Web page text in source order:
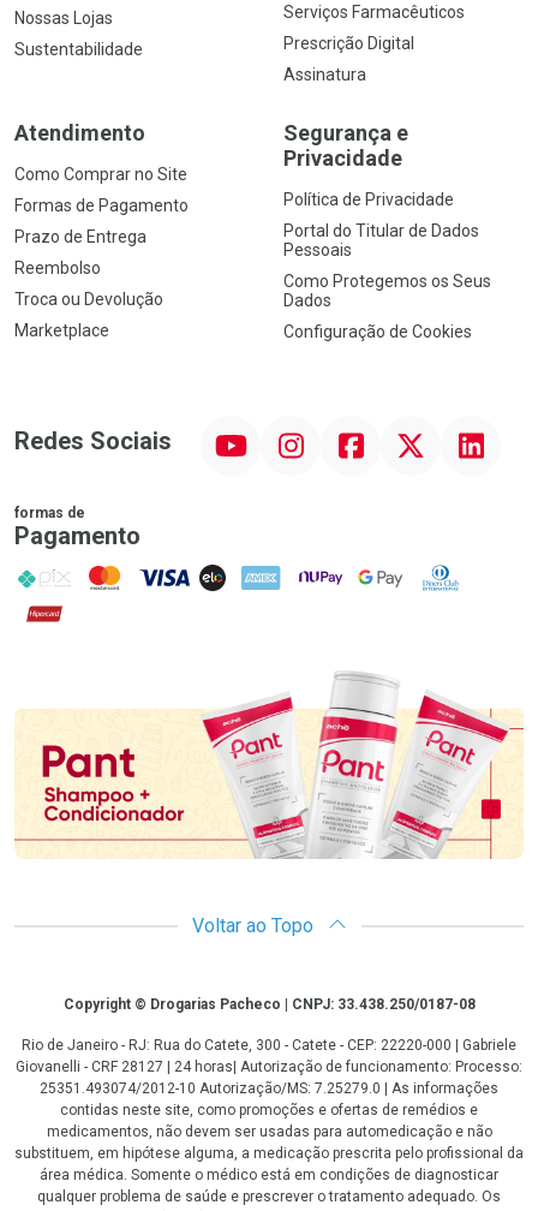
Nossas Lojas
Sustentabilidade
Serviços Farmacêuticos
Prescrição Digital
Assinatura
Atendimento
Como Comprar no Site
Formas de Pagamento
Prazo de Entrega
Reembolso
Troca ou Devolução
Marketplace
Segurança e
Privacidade
Política de Privacidade
Portal do Titular de Dados
Pessoais
Como Protegemos os Seus
Dados
Configuração de Cookies
Redes Sociais InstagramFacebookTwitter Linkedin
formas de
Pagamento
PIX MasterCard
VISA ELO AMEX NuPay Google PayDiners Club
Hipercard
Promoção em Destaque
Voltar ao Topo
CopyrightCopyright © Drogarias Pacheco | CNPJ: 33.438.250/0187-08
Rio de Janeiro - RJ: Rua do Catete, 300 - Catete - CEP: 22220-000 | Gabriele
Giovanelli - CRF 28127 | 24 horas| Autorização de funcionamento: Processo:
25351.493074/2012-10 Autorização/MS: 7.25279.0 | As informações
contidas neste site, como promoções e ofertas de remédios e
medicamentos, não devem ser usadas para automedicação e não
substituem, em hipótese alguma, a medicação prescrita pelo profissional da
área médica. Somente o médico está em condições de diagnosticar
qualquer problema de saúde e prescrever o tratamento adequado. Os